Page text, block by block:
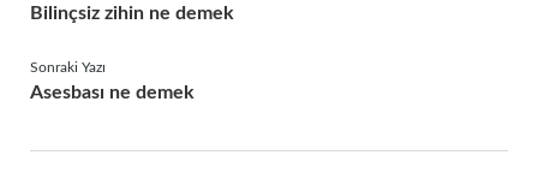
Bilinçsiz zihin ne demek
Sonraki Yazı
Asesbası ne demek